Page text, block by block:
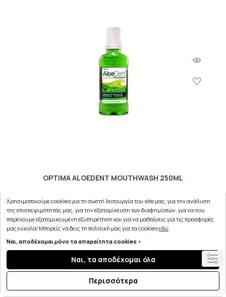
OPTIMA ALOEDENT MOUTHWASH 250ML
5.21€
ΣΤΟ ΚΑΛΑΘΙ
Χρησιμοποιούμε cookies για τη σωστή λειτουργία του site μας, για την ανάλυση
της επισκεψιμότητάς μας, για την εξατομίκευση των διαφημίσεων, για να σου
παρέχουμε εξατομικευμένη εξυπηρέτηση και για να μαθαίνεις για τις προσφορές
μας εύκολα! Μπορείς να δεις τη πολιτική μας για τα cookiesεδώ.
Ναι, αποδέχομαι μόνο τα απαραίτητα cookies >
Ναι, τα αποδέχομαι όλα
Περισσότερα